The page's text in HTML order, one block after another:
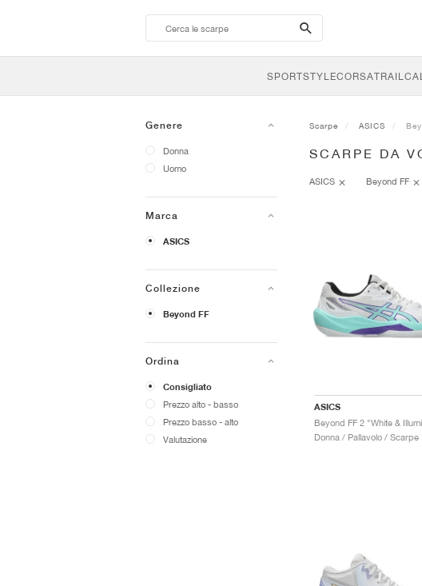
search-
btn
SPORTSTYLECORSATRAIL
Genere
Donna
Uomo
Marca
ASICS
Collezione
Beyond FF
Ordina
Consigliato
Prezzo alto - basso
Prezzo basso - alto
Valutazione
Scarpe ASICS
SCARPE DA
ASICS Beyond FF
ASICS
Donna / Pallavolo / Scarpe